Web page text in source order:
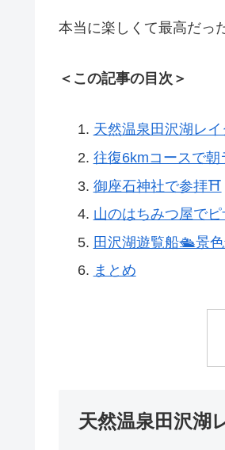
本当に楽しくて最高だっ
＜この記事の目次＞
天然温泉田沢湖レ
往復6kmコースで朝
御座石神社で参拝⛩
山のはちみつ屋で
田沢湖遊覧船🛳景色
まとめ
天然温泉田沢湖